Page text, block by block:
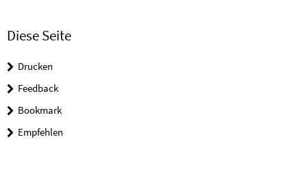
Diese Seite
Drucken
Feedback
Bookmark
Empfehlen